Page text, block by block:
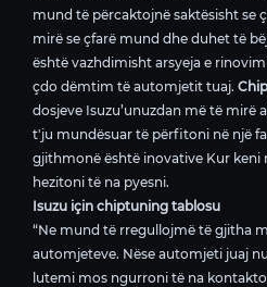
mund të përcaktojnë saktësisht se
mirë se çfarë mund dhe duhet të
është vazhdimisht arsyeja e
çdo dëmtim të automjetit tuaj.
dosjeve Isuzu’unuzdan më të mirë
t'ju mundësuar të përfitoni në një
gjithmonë është inovative Kur keni
hezitoni të na pyesni.
Isuzu için chiptuning tablosu
“Ne mund të rregullojmë të gjitha
automjeteve. Nëse automjeti juaj
lutemi mos ngurroni të na